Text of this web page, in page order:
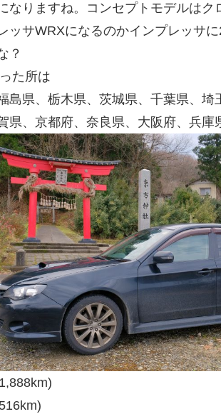
なりますね。コンセプトモデルは
ッサWRXになるのかインプレッサ
？
た所は
島県、栃木県、茨城県、千葉県、
県、京都府、奈良県、大阪府、兵庫